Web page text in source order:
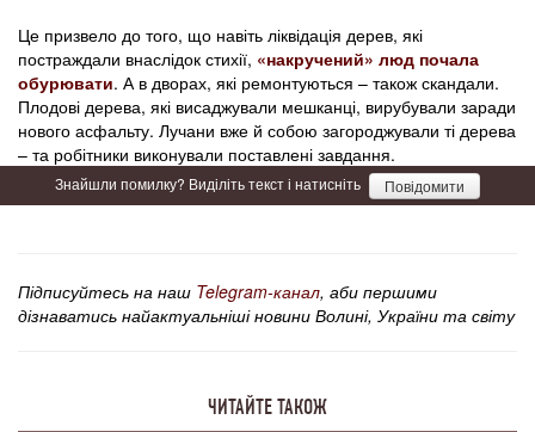
Це призвело до того, що навіть ліквідація дерев, які
постраждали внаслідок стихії, «накручений» люд почала
обурювати. А в дворах, які ремонтуються – також скандали.
Плодові дерева, які висаджували мешканці, вирубували заради
нового асфальту. Лучани вже й собою загороджували ті дерева
– та робітники виконували поставлені завдання.
Знайшли помилку? Виділіть текст і натисніть Повідомити
Підписуйтесь на наш Telegram-канал, аби першими
дізнаватись найактуальніші новини Волині, України та світу
ЧИТАЙТЕ ТАКОЖ